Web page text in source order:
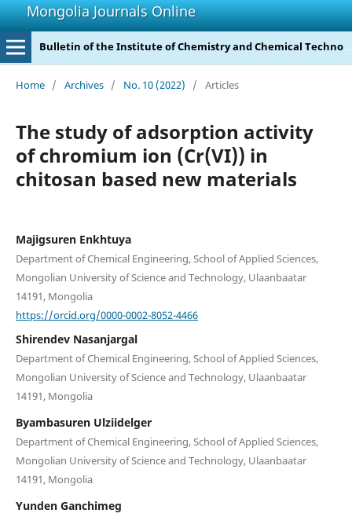
Mongolia Journals Online
Bulletin of the Institute of Chemistry and Chemical Technology
Home / Archives / No. 10 (2022) / Articles
The study of adsorption activity
of chromium ion (Cr(VI)) in
chitosan based new materials
Majigsuren Enkhtuya
Department of Chemical Engineering, School of Applied Sciences,
Mongolian University of Science and Technology, Ulaanbaatar
14191, Mongolia
https://orcid.org/0000-0002-8052-4466
Shirendev Nasanjargal
Department of Chemical Engineering, School of Applied Sciences,
Mongolian University of Science and Technology, Ulaanbaatar
14191, Mongolia
Byambasuren Ulziidelger
Department of Chemical Engineering, School of Applied Sciences,
Mongolian University of Science and Technology, Ulaanbaatar
14191, Mongolia
Yunden Ganchimeg